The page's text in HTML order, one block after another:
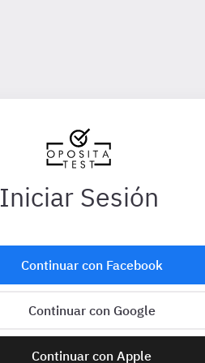
Iniciar Sesión
Continuar con Facebook
Continuar con Google
Continuar con Apple